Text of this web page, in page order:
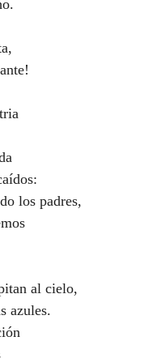
los padres,
al cielo,
azules.